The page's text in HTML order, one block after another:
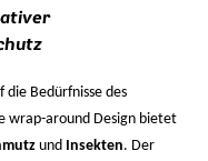
die Bedürfnisse des
wrap-around Design bietet
und Insekten. Der